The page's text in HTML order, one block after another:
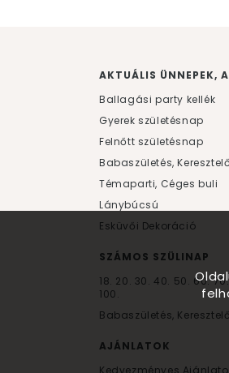
AKTUÁLIS ÜNNEPEK,
Ballagási party kellék
Gyerek születésnap
Felnőtt születésnap
Babaszületés,
Témaparti, Céges buli
Lánybúcsú
Esküvői Dekoráció
SZÁMOS SZÜLINAP
18. 20. 30. 40. 50. 60.
100.
Babaszületés, Keresztelő
AJÁNLATOK
Kedvezményes